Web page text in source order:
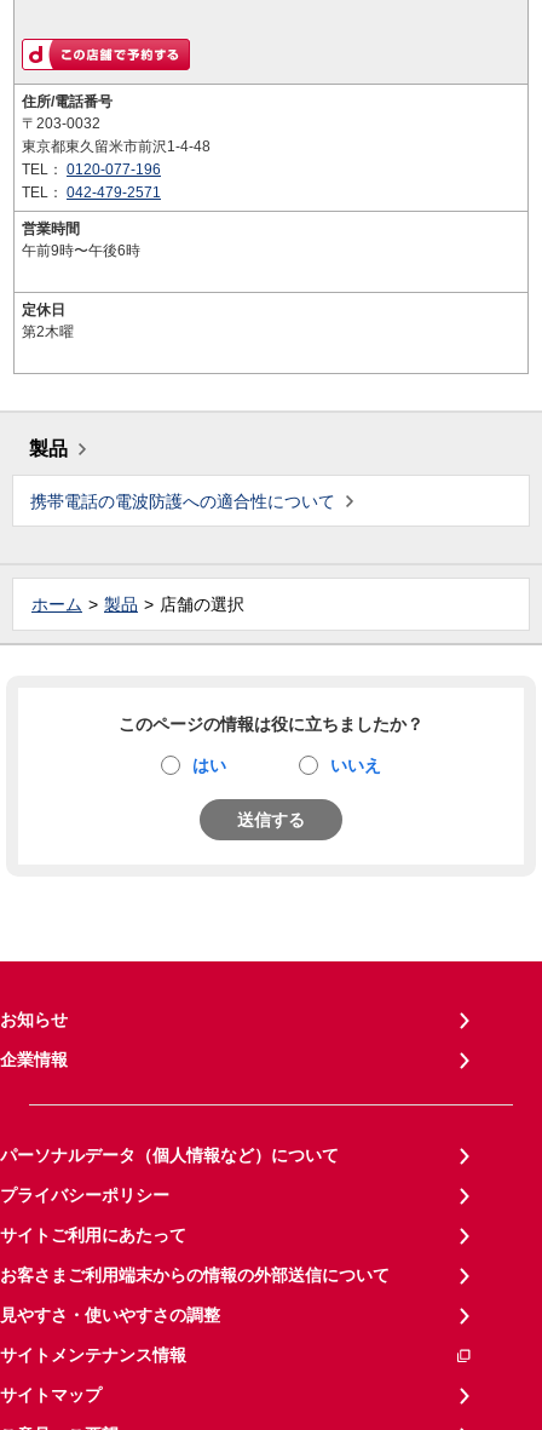
住所/電話番号
〒203-0032
東京都東久留米市前沢1-4-48
TEL： 0120-077-196
TEL： 042-479-2571
営業時間
午前9時〜午後6時
定休日
第2木曜
製品
携帯電話の電波防護への適合性について
ホーム 製品 店舗の選択
このページの情報は役に立ちましたか？
はい いいえ
送信する
お知らせ
企業情報
パーソナルデータ（個人情報など）について
プライバシーポリシー
サイトご利用にあたって
お客さまご利用端末からの情報の外部送信について
見やすさ・使いやすさの調整
サイトメンテナンス情報
サイトマップ